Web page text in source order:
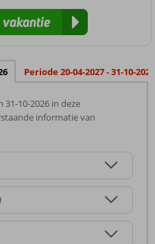
Periode 20-04-2027 - 31-10-2027
31-10-2026 in deze
informatie van